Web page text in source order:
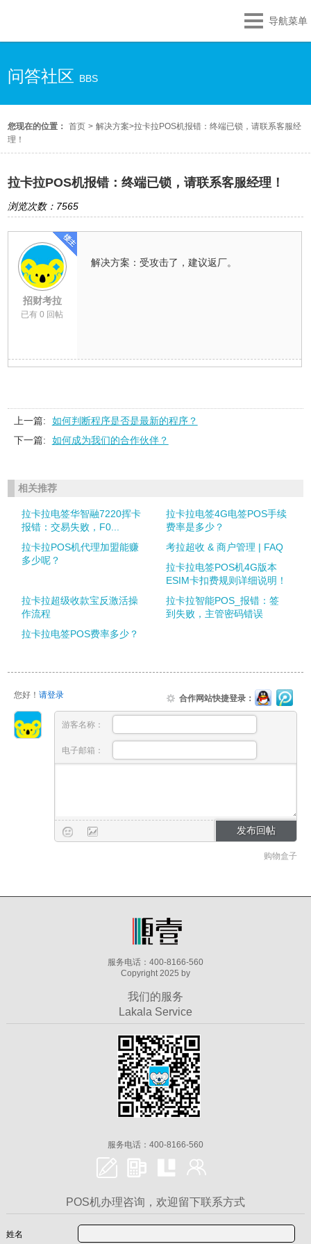
导航菜单
问答社区 BBS
您现在的位置： 首页 > 解决方案>拉卡拉POS机报错：终端已锁，请联系客服经
理！
拉卡拉POS机报错：终端已锁，请联系客服经理！
浏览次数：7565
招财考拉
已有 0 回帖
解决方案：受攻击了，建议返厂。
上一篇:
如何判断程序是否是最新的程序？
下一篇:
如何成为我们的合作伙伴？
相关推荐
拉卡拉电签华智融7220挥卡
报错：交易失败，F0...
拉卡拉电签4G电签POS手续
费率是多少？
拉卡拉POS机代理加盟能赚
多少呢？
考拉超收 & 商户管理 | FAQ
拉卡拉电签POS机4G版本
ESIM卡扣费规则详细说明！
拉卡拉超级收款宝反激活操
作流程
拉卡拉智能POS_报错：签
到失败，主管密码错误
拉卡拉电签POS费率多少？
您好！ 请登录 合作网站快捷登录：
游客名称：
电子邮箱：
购物盒子
服务电话：400-8166-560
Copyright 2025 by
我们的服务
Lakala Service
服务电话：400-8166-560
POS机办理咨询，欢迎留下联系方式
姓名